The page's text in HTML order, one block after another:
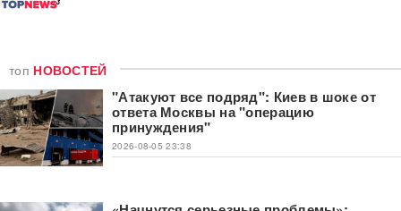
топ НОВОСТЕЙ
"Атакуют все подряд": Киев в шоке от
ответа Москвы на "операцию
принуждения"
2026-08-05 23:38